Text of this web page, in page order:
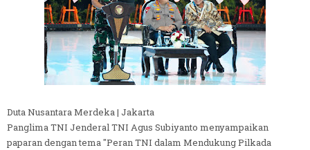
Duta Nusantara Merdeka | Jakarta
Panglima TNI Jenderal TNI Agus Subiyanto menyampaikan
paparan dengan tema "Peran TNI dalam Mendukung Pilkada